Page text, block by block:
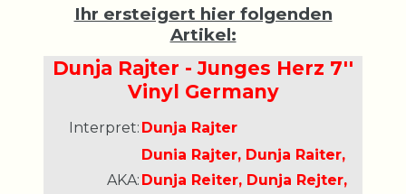
Ihr ersteigert hier folgenden
Artikel:
Dunja Rajter - Junges Herz 7''
Vinyl Germany
Interpret: Dunja Rajter
AKA:
Dunia Rajter, Dunja Raiter,
Dunja Reiter, Dunja Rejter,